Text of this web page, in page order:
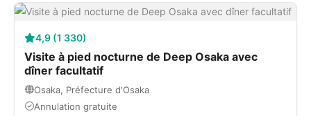
4,9 (1 330)
Visite à pied nocturne de Deep Osaka avec
dîner facultatif
Osaka, Préfecture d'Osaka
Annulation gratuite